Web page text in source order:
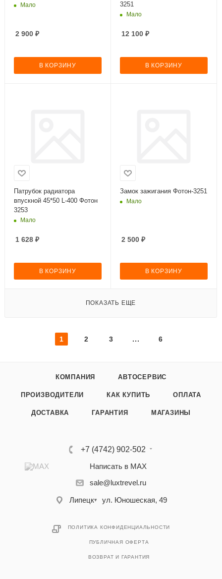
Мало
2 900 ₽
В КОРЗИНУ
3251
Мало
12 100 ₽
В КОРЗИНУ
Патрубок радиатора
впускной 45*50 L-400 Фотон
3253
Мало
1 628 ₽
В КОРЗИНУ
Замок зажигания Фотон-3251
Мало
2 500 ₽
В КОРЗИНУ
ПОКАЗАТЬ ЕЩЕ
1 2 3 6
КОМПАНИЯ АВТОСЕРВИС
ПРОИЗВОДИТЕЛИ КАК КУПИТЬ ОПЛАТА
ДОСТАВКА ГАРАНТИЯ МАГАЗИНЫ
+7 (4742) 902-502
Написать в MAX
sale@luxtrevel.ru
Липецк▾ ул. Юношеская, 49
ПОЛИТИКА КОНФИДЕНЦИАЛЬНОСТИ
ПУБЛИЧНАЯ ОФЕРТА
ВОЗВРАТ И ГАРАНТИЯ